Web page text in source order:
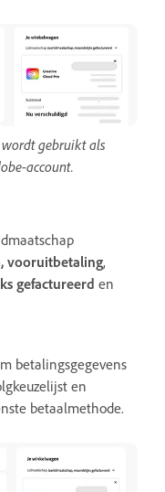
gebruikt als
account.
vooruitbetaling,
gefactureerd en
betalingsgegevens
en
betaalmethode.